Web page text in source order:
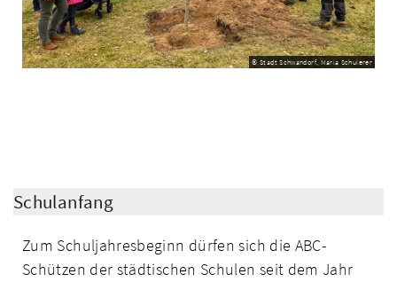
© Stadt Schwandorf, Maria Schuierer
Schulanfang
Zum Schuljahresbeginn dürfen sich die ABC-
Schützen der städtischen Schulen seit dem Jahr